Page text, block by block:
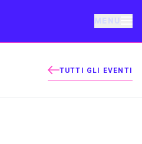
MENU
TUTTI GLI EVENTI